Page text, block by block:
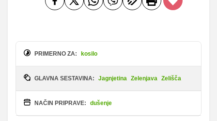
PRIMERNO ZA: kosilo
GLAVNA SESTAVINA: Jagnjetina Zelenjava Zelišča
NAČIN PRIPRAVE: dušenje